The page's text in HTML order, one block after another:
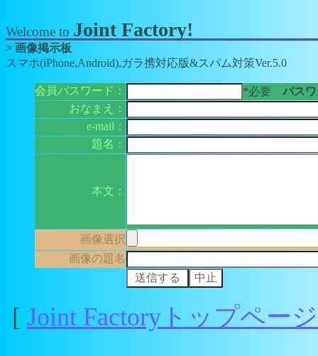
Welcome to Joint Factory!
> 画像掲示板
スマホ(iPhone,Android),ガラ携対応版&スパム対策Ver.5.0
会員パスワード： *必要 パス
おなまえ：
e-mail：
題名：
本文：
画像選択
画像の題名
[ Joint Factoryトップペー